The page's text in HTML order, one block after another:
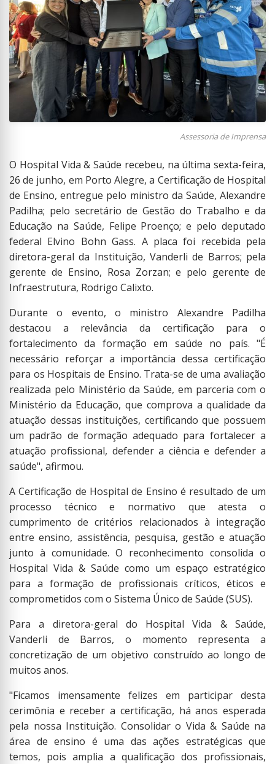
Assessoria de Imprensa
O Hospital Vida & Saúde recebeu, na última sexta-feira,
26 de junho, em Porto Alegre, a Certificação de Hospital
de Ensino, entregue pelo ministro da Saúde, Alexandre
Padilha; pelo secretário de Gestão do Trabalho e da
Educação na Saúde, Felipe Proenço; e pelo deputado
federal Elvino Bohn Gass. A placa foi recebida pela
diretora-geral da Instituição, Vanderli de Barros; pela
gerente de Ensino, Rosa Zorzan; e pelo gerente de
Infraestrutura, Rodrigo Calixto.
Durante o evento, o ministro Alexandre Padilha
destacou a relevância da certificação para o
fortalecimento da formação em saúde no país. "É
necessário reforçar a importância dessa certificação
para os Hospitais de Ensino. Trata-se de uma avaliação
realizada pelo Ministério da Saúde, em parceria com o
Ministério da Educação, que comprova a qualidade da
atuação dessas instituições, certificando que possuem
um padrão de formação adequado para fortalecer a
atuação profissional, defender a ciência e defender a
saúde", afirmou.
A Certificação de Hospital de Ensino é resultado de um
processo técnico e normativo que atesta o
cumprimento de critérios relacionados à integração
entre ensino, assistência, pesquisa, gestão e atuação
junto à comunidade. O reconhecimento consolida o
Hospital Vida & Saúde como um espaço estratégico
para a formação de profissionais críticos, éticos e
comprometidos com o Sistema Único de Saúde (SUS).
Para a diretora-geral do Hospital Vida & Saúde,
Vanderli de Barros, o momento representa a
concretização de um objetivo construído ao longo de
muitos anos.
"Ficamos imensamente felizes em participar desta
cerimônia e receber a certificação, há anos esperada
pela nossa Instituição. Consolidar o Vida & Saúde na
área de ensino é uma das ações estratégicas que
temos, pois amplia a qualificação dos profissionais,